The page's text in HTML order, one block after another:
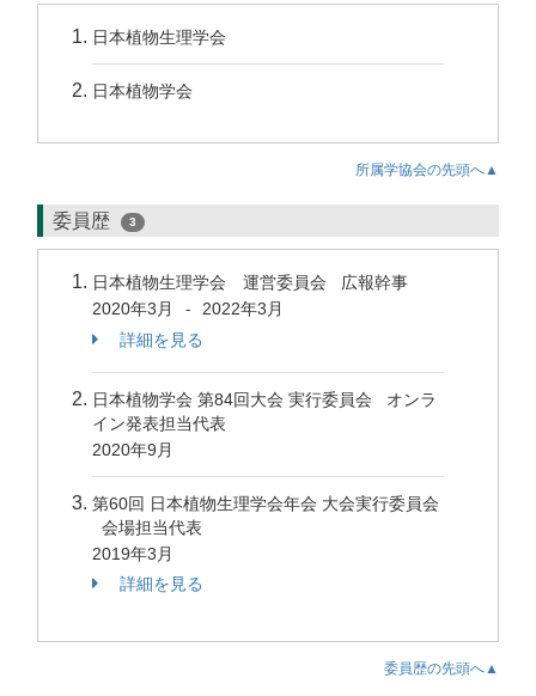
日本植物生理学会
日本植物学会
所属学協会の先頭へ▲
委員歴 3
日本植物生理学会 運営委員会 広報幹事
2020年3月
-
2022年3月
詳細を見る
日本植物学会 第84回大会 実行委員会 オンラ
イン発表担当代表
2020年9月
第60回 日本植物生理学会年会 大会実行委員会
会場担当代表
2019年3月
詳細を見る
委員歴の先頭へ▲